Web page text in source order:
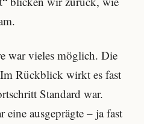
war vieles möglich. Die
Rückblick wirkt es fast
Standard war.
ausgeprägte – ja fast